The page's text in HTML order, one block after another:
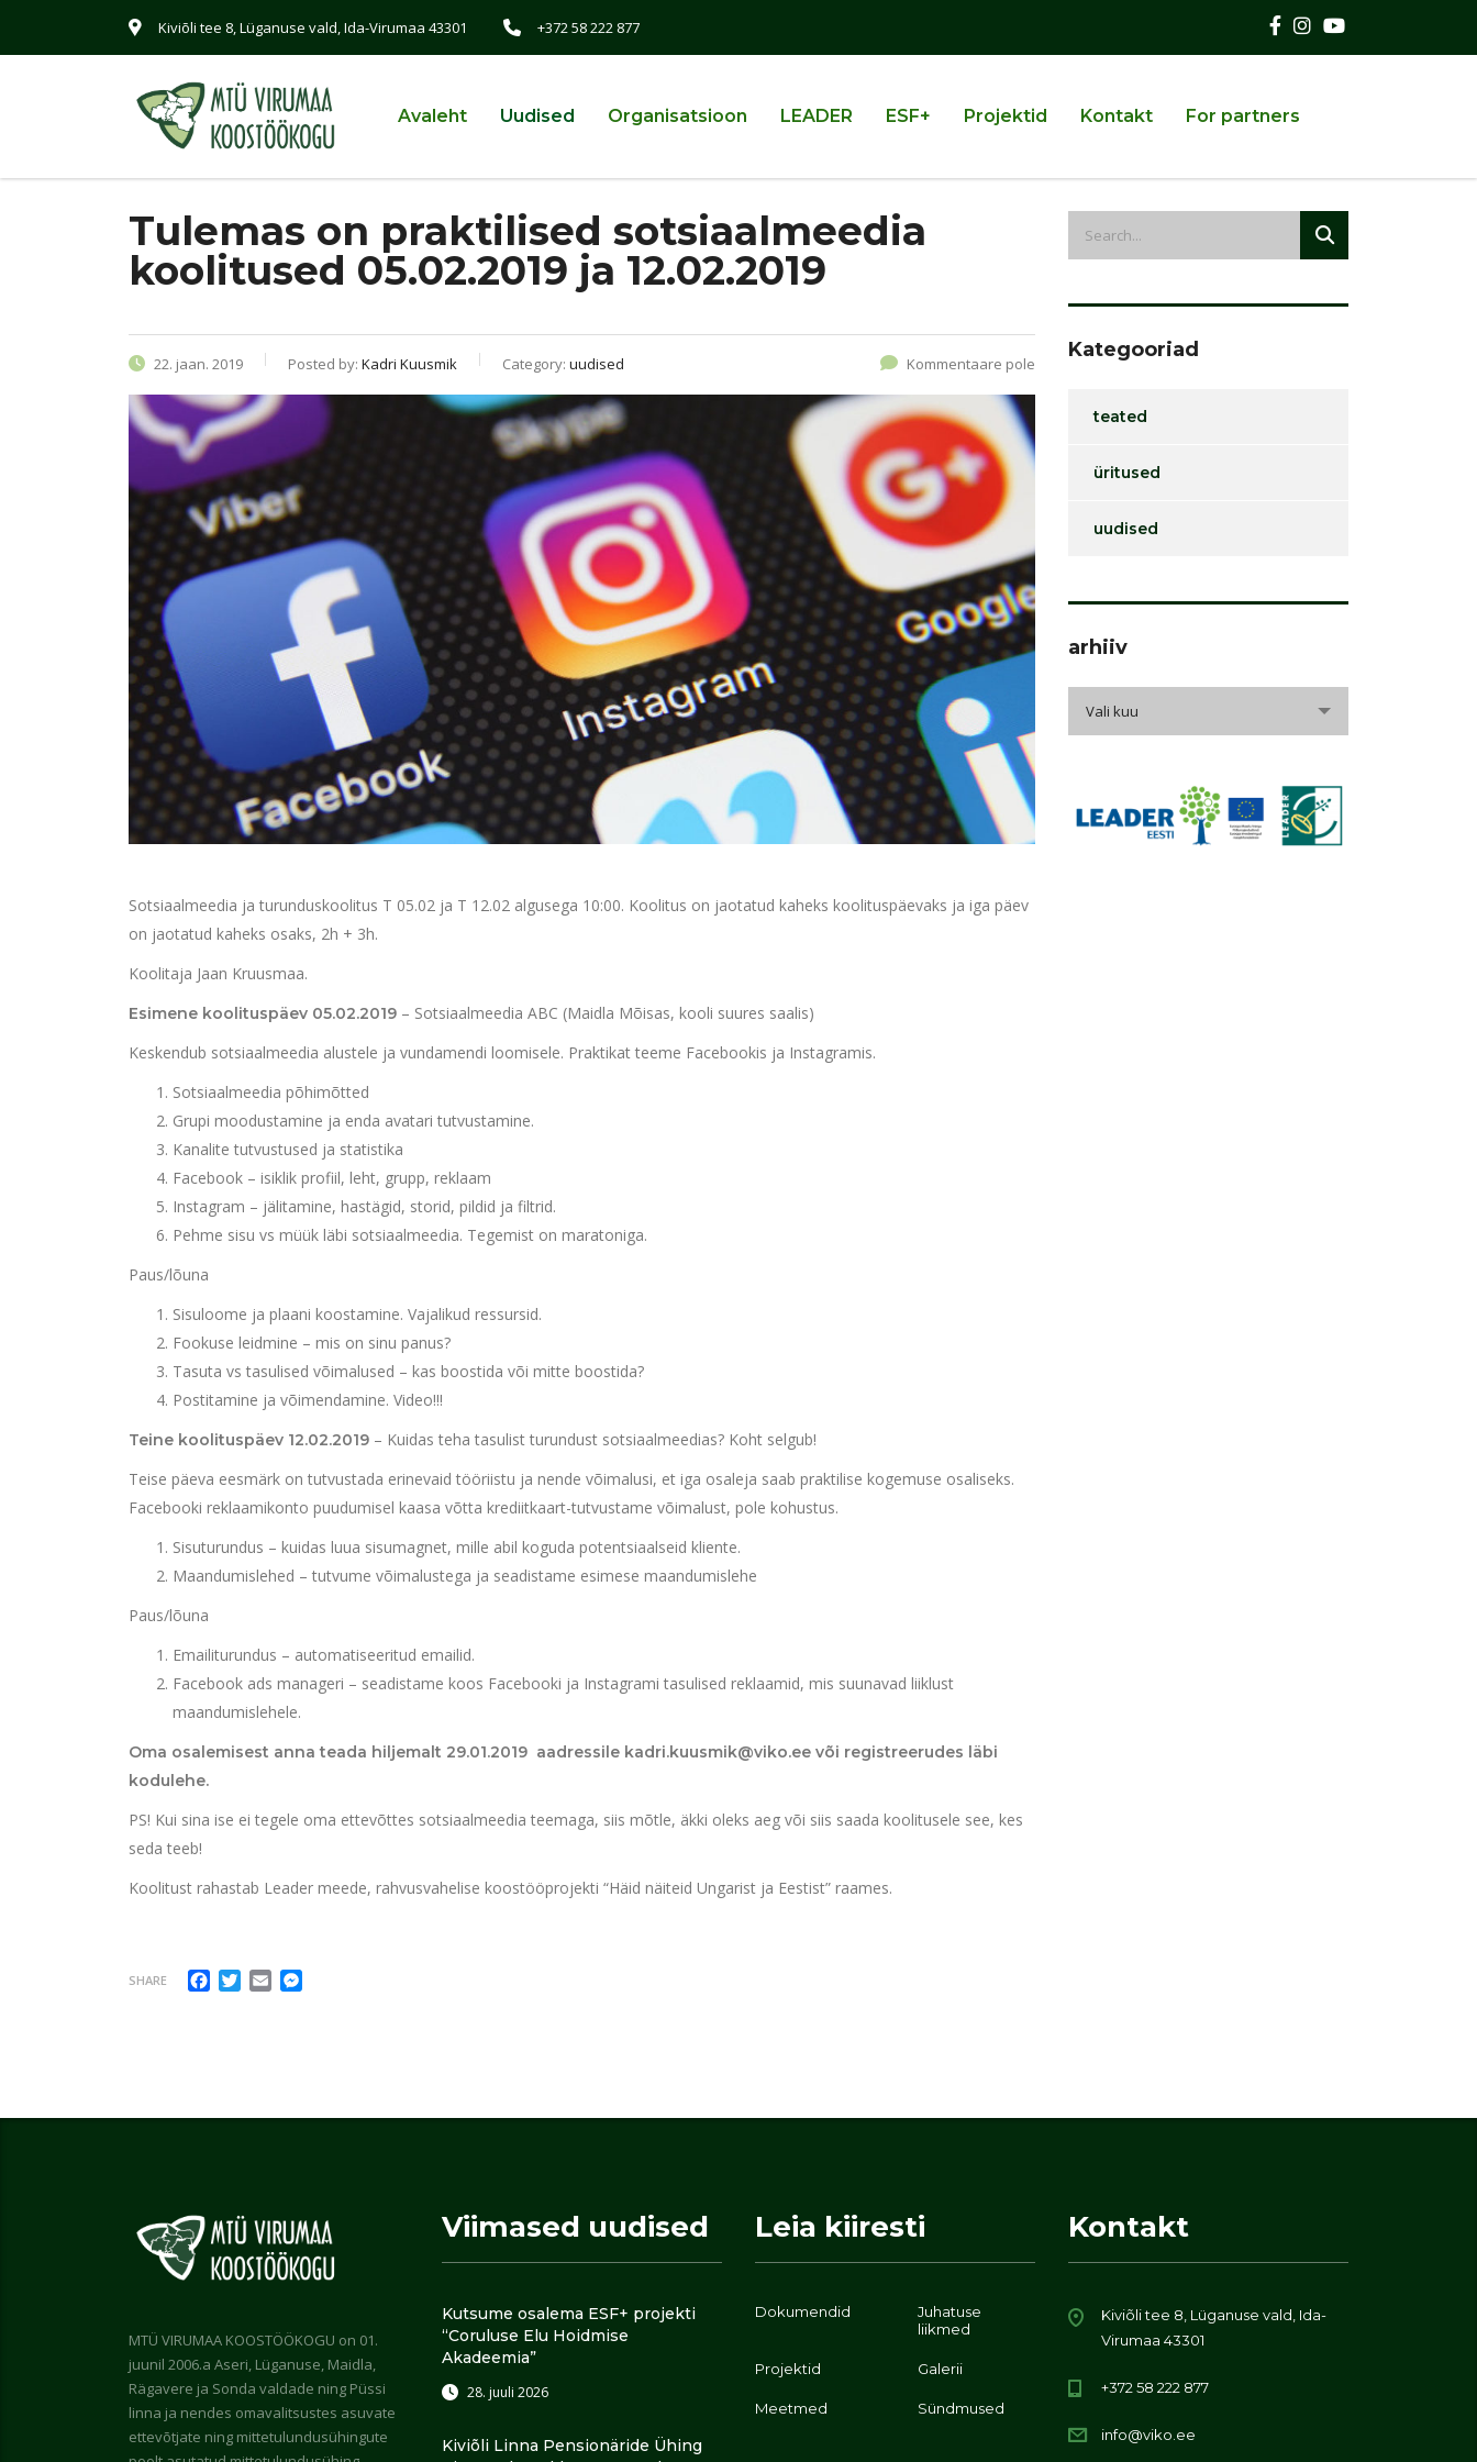
Kiviõli tee 8, Lüganuse vald, Ida-Virumaa 43301 +372 58 222 877
Avaleht Uudised Organisatsioon LEADER ESF+ Projektid Kontakt For partners
Tulemas on praktilised sotsiaalmeedia
koolitused 05.02.2019 ja 12.02.2019
22. jaan. 2019 Posted by: Kadri Kuusmik Category: uudised Kommentaare pole
Sotsiaalmeedia ja turunduskoolitus T 05.02 ja T 12.02 algusega 10:00. Koolitus on jaotatud kaheks koolituspäevaks ja iga päev
on jaotatud kaheks osaks, 2h + 3h.
Koolitaja Jaan Kruusmaa.
Esimene koolituspäev 05.02.2019 – Sotsiaalmeedia ABC (Maidla Mõisas, kooli suures saalis)
Keskendub sotsiaalmeedia alustele ja vundamendi loomisele. Praktikat teeme Facebookis ja Instagramis.
Sotsiaalmeedia põhimõtted
Grupi moodustamine ja enda avatari tutvustamine.
Kanalite tutvustused ja statistika
Facebook – isiklik profiil, leht, grupp, reklaam
Instagram – jälitamine, hastägid, storid, pildid ja filtrid.
Pehme sisu vs müük läbi sotsiaalmeedia. Tegemist on maratoniga.
Paus/lõuna
Sisuloome ja plaani koostamine. Vajalikud ressursid.
Fookuse leidmine – mis on sinu panus?
Tasuta vs tasulised võimalused – kas boostida või mitte boostida?
Postitamine ja võimendamine. Video!!!
Teine koolituspäev 12.02.2019 – Kuidas teha tasulist turundust sotsiaalmeedias? Koht selgub!
Teise päeva eesmärk on tutvustada erinevaid tööriistu ja nende võimalusi, et iga osaleja saab praktilise kogemuse osaliseks.
Facebooki reklaamikonto puudumisel kaasa võtta krediitkaart-tutvustame võimalust, pole kohustus.
Sisuturundus – kuidas luua sisumagnet, mille abil koguda potentsiaalseid kliente.
Maandumislehed – tutvume võimalustega ja seadistame esimese maandumislehe
Paus/lõuna
Emailiturundus – automatiseeritud emailid.
Facebook ads manageri – seadistame koos Facebooki ja Instagrami tasulised reklaamid, mis suunavad liiklust
maandumislehele.
Oma osalemisest anna teada hiljemalt 29.01.2019 aadressile kadri.kuusmik@viko.ee või registreerudes läbi
kodulehe.
PS! Kui sina ise ei tegele oma ettevõttes sotsiaalmeedia teemaga, siis mõtle, äkki oleks aeg või siis saada koolitusele see, kes
seda teeb!
Koolitust rahastab Leader meede, rahvusvahelise koostööprojekti “Häid näiteid Ungarist ja Eestist” raames.
SHARE Facebook
Twitter
Email
Kategooriad
teated
üritused
uudised
arhiiv
Vali kuu
MTÜ VIRUMAA KOOSTÖÖKOGU on 01.
juunil 2006.a Aseri, Lüganuse, Maidla,
Rägavere ja Sonda valdade ning Püssi
linna ja nendes omavalitsustes asuvate
ettevõtjate ning mittetulundusühingute
Viimased uudised
Kutsume osalema ESF+ projekti
“Coruluse Elu Hoidmise
Akadeemia”
28. juuli 2026
Kiviõli Linna Pensionäride Ühing
Leia kiiresti
Dokumendid
Juhatuse
liikmed
Projektid Galerii
Meetmed Sündmused
Kontakt
Kiviõli tee 8, Lüganuse vald, Ida-
Virumaa 43301
+372 58 222 877
info@viko.ee